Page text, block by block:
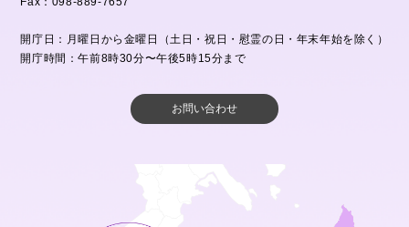
開庁日：月曜日から金曜日（土日・祝日・慰霊の日・年末年始を除く）
開庁時間：午前8時30分〜午後5時15分まで
お問い合わせ